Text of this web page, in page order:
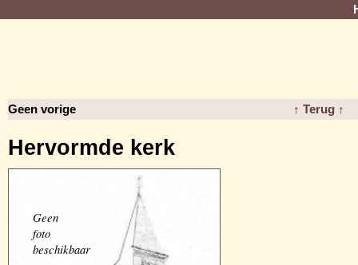
Geen vorige ↑ Terug ↑
Hervormde kerk
Geen
foto
beschikbaar